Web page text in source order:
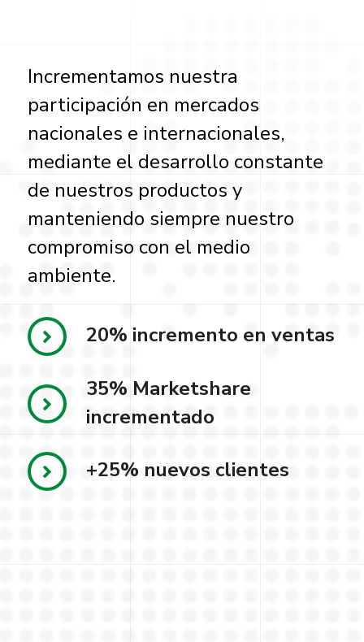
Incrementamos nuestra
participación en mercados
nacionales e internacionales,
mediante el desarrollo constante
de nuestros productos y
manteniendo siempre nuestro
compromiso con el medio
ambiente.
20% incremento en ventas
35% Marketshare
incrementado
+25% nuevos clientes